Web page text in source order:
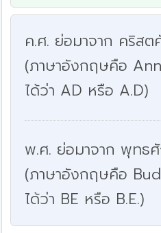
ค.ศ. ย่อมาจาก คริสต
(ภาษาอังกฤษคือ
ได้ว่า AD หรือ A.D)
พ.ศ. ย่อมาจาก พุทธศั
(ภาษาอังกฤษคือ
ได้ว่า BE หรือ B.E.)